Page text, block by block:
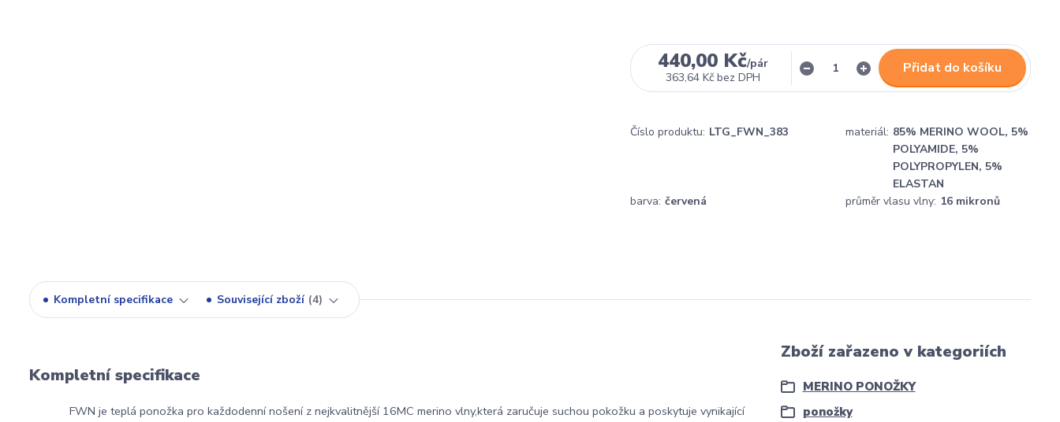
440,00 Kč/pár
363,64 Kč bez DPH
Přidat do košíku
Číslo produktu: LTG_FWN_383 materiál: 85% MERINO WOOL, 5%
POLYAMIDE, 5%
POLYPROPYLEN, 5%
ELASTAN
barva: červená průměr vlasu vlny: 16 mikronů
Kompletní specifikace Související zboží 4
Kompletní specifikace
FWN je teplá ponožka pro každodenní nošení z nejkvalitnější 16MC merino vlny,která zaručuje suchou pokožku a poskytuje vynikající
Zboží zařazeno v kategoriích
MERINO PONOŽKY
ponožky